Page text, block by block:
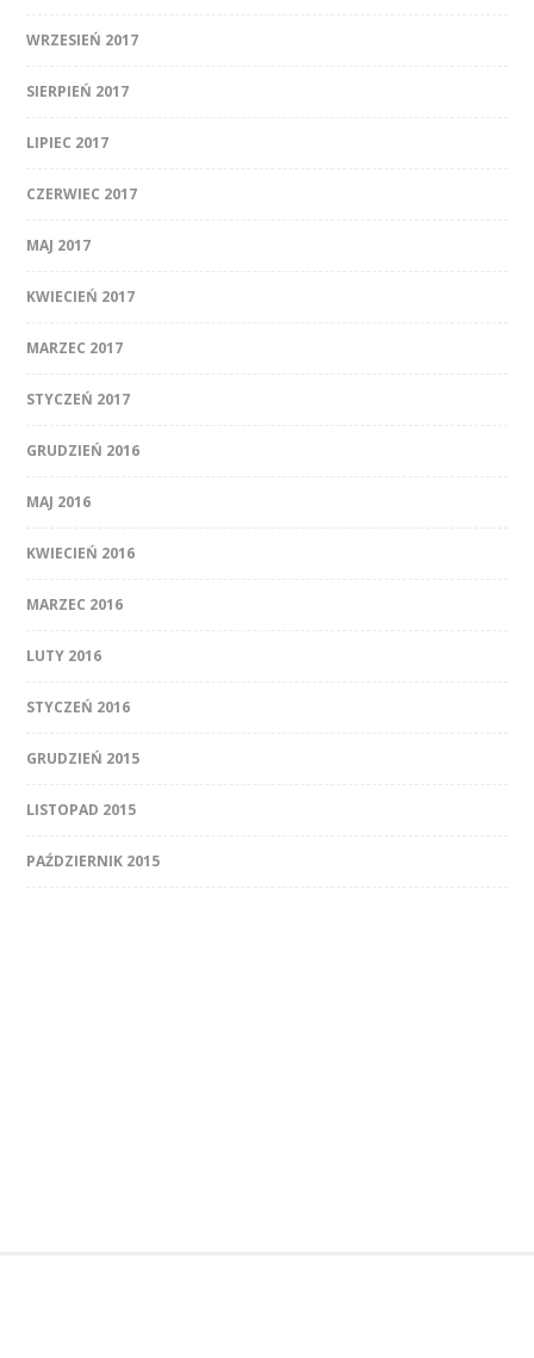
WRZESIEŃ 2017
SIERPIEŃ 2017
LIPIEC 2017
CZERWIEC 2017
MAJ 2017
KWIECIEŃ 2017
MARZEC 2017
STYCZEŃ 2017
GRUDZIEŃ 2016
MAJ 2016
KWIECIEŃ 2016
MARZEC 2016
LUTY 2016
STYCZEŃ 2016
GRUDZIEŃ 2015
LISTOPAD 2015
PAŹDZIERNIK 2015